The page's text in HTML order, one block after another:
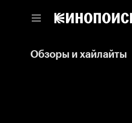
Обзоры и хайлайты